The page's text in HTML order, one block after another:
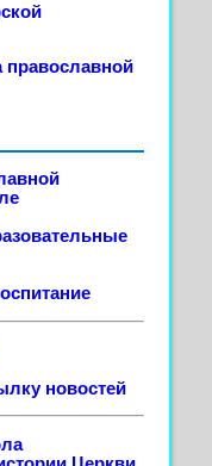
православной
новостей